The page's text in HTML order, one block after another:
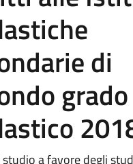
di
studio a favore degli